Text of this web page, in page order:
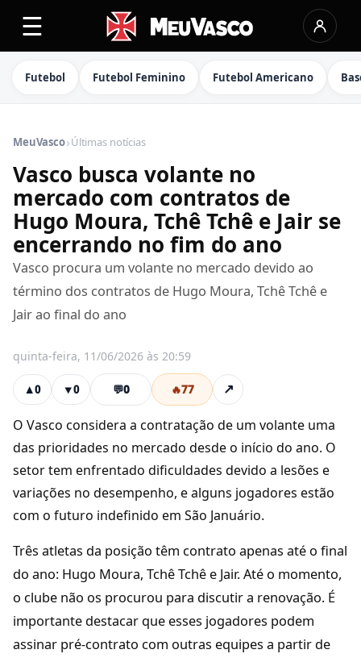
☰
Futebol Futebol Feminino Futebol Americano
MeuVasco›Últimas notícias
Vasco busca volante no
mercado com contratos de
Hugo Moura, Tchê Tchê e Jair se
encerrando no fim do ano
Vasco procura um volante no mercado devido ao
término dos contratos de Hugo Moura, Tchê Tchê e
Jair ao final do ano
quinta-feira, 11/06/2026 às 20:59
▲0 ▼0 💬0 🔥77 ↗
O Vasco considera a contratação de um volante uma
das prioridades no mercado desde o início do ano. O
setor tem enfrentado dificuldades devido a lesões e
variações no desempenho, e alguns jogadores estão
com o futuro indefinido em São Januário.
Três atletas da posição têm contrato apenas até o final
do ano: Hugo Moura, Tchê Tchê e Jair. Até o momento,
o clube não os procurou para discutir a renovação. É
importante destacar que esses jogadores podem
assinar pré-contrato com outras equipes a partir de